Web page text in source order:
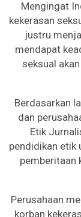
Mengingat
kekerasan
justru
mendapat
seksual
Berdasarkan
dan
Etik
pendidikan etik
pemberitaan
Perusahaan
korban